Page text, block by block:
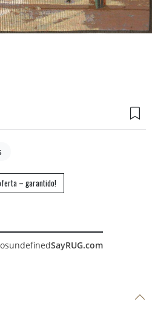
– garantido!
undefinedSayRUG.com